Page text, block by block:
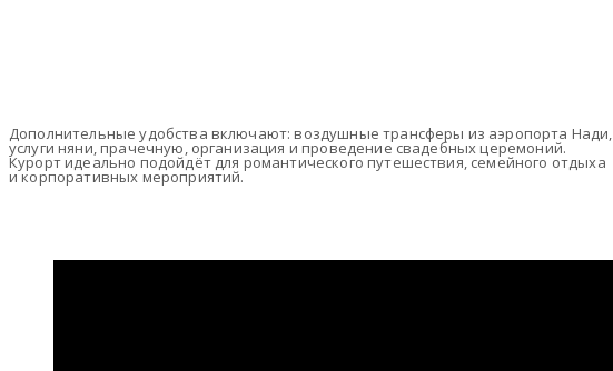
Дополнительные удобства включают: воздушные трансферы из аэропорта Нади,
услуги няни, прачечную, организация и проведение свадебных церемоний.
Курорт идеально подойдёт для романтического путешествия, семейного отдыха
и корпоративных мероприятий.